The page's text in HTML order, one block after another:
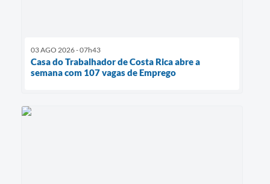
03 AGO 2026 - 07h43
Casa do Trabalhador de Costa Rica abre a
semana com 107 vagas de Emprego